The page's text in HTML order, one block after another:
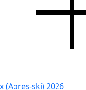
(Apres-ski) 2026